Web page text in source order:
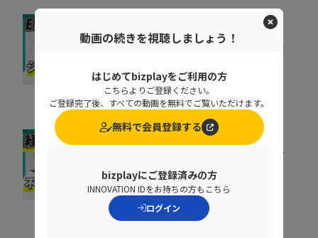
06:51
ERP刷新の前に考えるべ
き「入口改善」。現場が
使わない原因と整え方
TISI株式会社
11:26
精算業務は人の目で守れ
ない 目視検印がガバナ
ンスリスクになる理由
TISI株式会社
動画の続きを視聴しましょう！
はじめてbizplayをご利用の方
こちらよりご登録ください。
ご登録完了後、すべての動画を無料でご覧いただけます。
無料で会員登録する
bizplayにご登録済みの方
INNOVATION IDをお持ちの方もこちら
ログイン